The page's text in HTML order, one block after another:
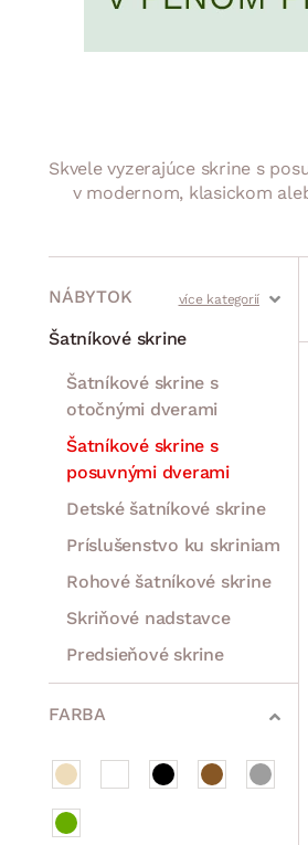
Kúpeľňa
Závesy a žalúzie
Skvele vyzerajúce skrine s
v modernom, klasickom
NÁBYTOK
Stoly a stolíky
Kreslá a sedenia
Stoličky a lavice
Postele
Šatníkové skrine
Šatníkové skrine s
otočnými dverami
Šatníkové skrine s
posuvnými dverami
Detské šatníkové skrine
Príslušenstvo ku skriniam
Rohové šatníkové skrine
Skriňové nadstavce
Predsieňové skrine
Rošty
Matrace
Komody, skrinky a vitríny
Bytové doplnky
Sedacie súpravy a pohovky
Zostavy a steny
Drobný nábytok
Spotrebiče
FARBA